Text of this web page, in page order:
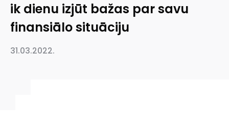
ik dienu izjūt bažas par savu
finansiālo situāciju
31.03.2022.